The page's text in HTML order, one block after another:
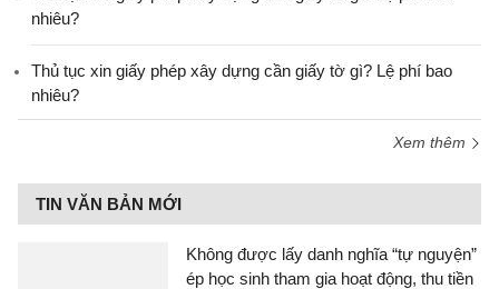
nhiêu?
Thủ tục xin giấy phép xây dựng cần giấy tờ gì? Lệ phí bao
nhiêu?
Xem thêm
TIN VĂN BẢN MỚI
Không được lấy danh nghĩa “tự nguyện”
ép học sinh tham gia hoạt động, thu tiền